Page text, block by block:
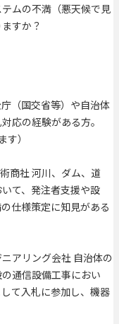
ムの不満（悪天候で見
すか？
（国交省等）や自治体
応の経験がある方。
）
商社 河川、ダム、道
て、発注者支援や設
仕様策定に知見がある
アリング会社 自治体の
通信設備工事におい
て入札に参加し、機器